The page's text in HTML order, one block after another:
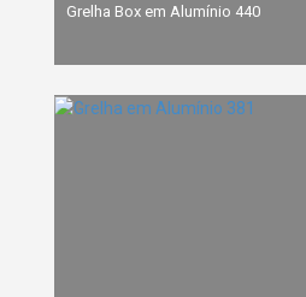
Grelha Box em Alumínio 440